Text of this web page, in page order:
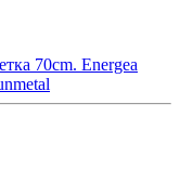
70cm. Energea